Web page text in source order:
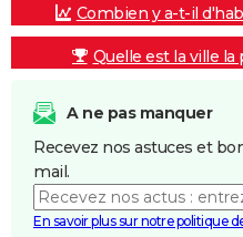
Combien y a-t-il
Quelle est la ville la
A ne pas manquer
Recevez nos astuces et
mail.
En savoir plus sur notre politique